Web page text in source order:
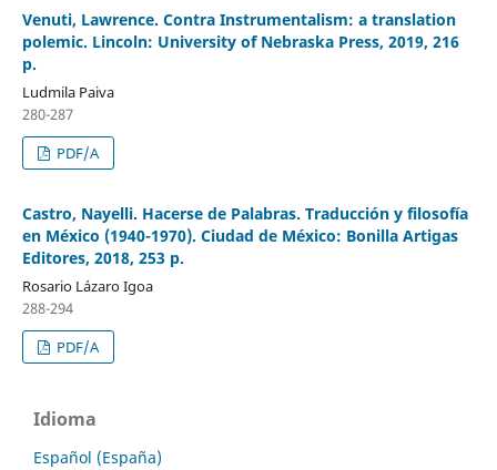
Venuti, Lawrence. Contra Instrumentalism: a translation
polemic. Lincoln: University of Nebraska Press, 2019, 216
p.
Ludmila Paiva
280-287
PDF/A
Castro, Nayelli. Hacerse de Palabras. Traducción y filosofía
en México (1940-1970). Ciudad de México: Bonilla Artigas
Editores, 2018, 253 p.
Rosario Lázaro Igoa
288-294
PDF/A
Idioma
Español (España)